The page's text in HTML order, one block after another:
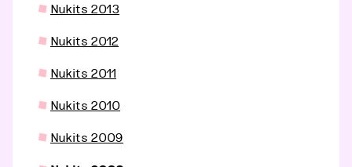
Nukits 2013
Nukits 2012
Nukits 2011
Nukits 2010
Nukits 2009